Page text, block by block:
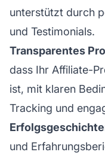
unterstützt durch
und Testimonials.
Transparentes
dass Ihr Affiliate-
ist, mit klaren
Tracking und
und